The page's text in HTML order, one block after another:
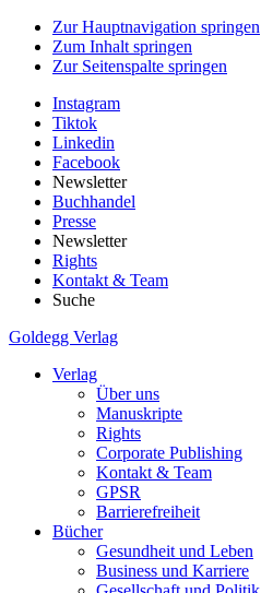
Zur Hauptnavigation springen
Zum Inhalt springen
Zur Seitenspalte springen
Instagram
Tiktok
Linkedin
Facebook
Newsletter
Buchhandel
Presse
Newsletter
Rights
Kontakt & Team
Suche
Goldegg Verlag
Verlag
Über uns
Manuskripte
Rights
Corporate Publishing
Kontakt & Team
GPSR
Barrierefreiheit
Bücher
Gesundheit und Leben
Business und Karriere